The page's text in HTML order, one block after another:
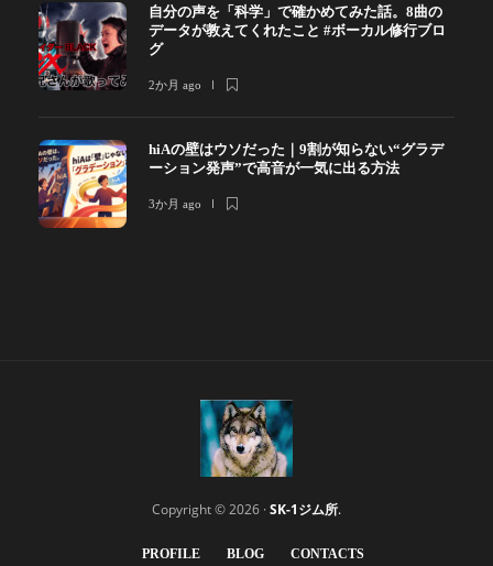
自分の声を「科学」で確かめてみた話。8曲の
データが教えてくれたこと #ボーカル修行ブロ
グ
2か月 ago
hiAの壁はウソだった｜9割が知らない“グラデ
ーション発声”で高音が一気に出る方法
3か月 ago
Copyright © 2026 ·SK-1ジム所.
PROFILE BLOG CONTACTS